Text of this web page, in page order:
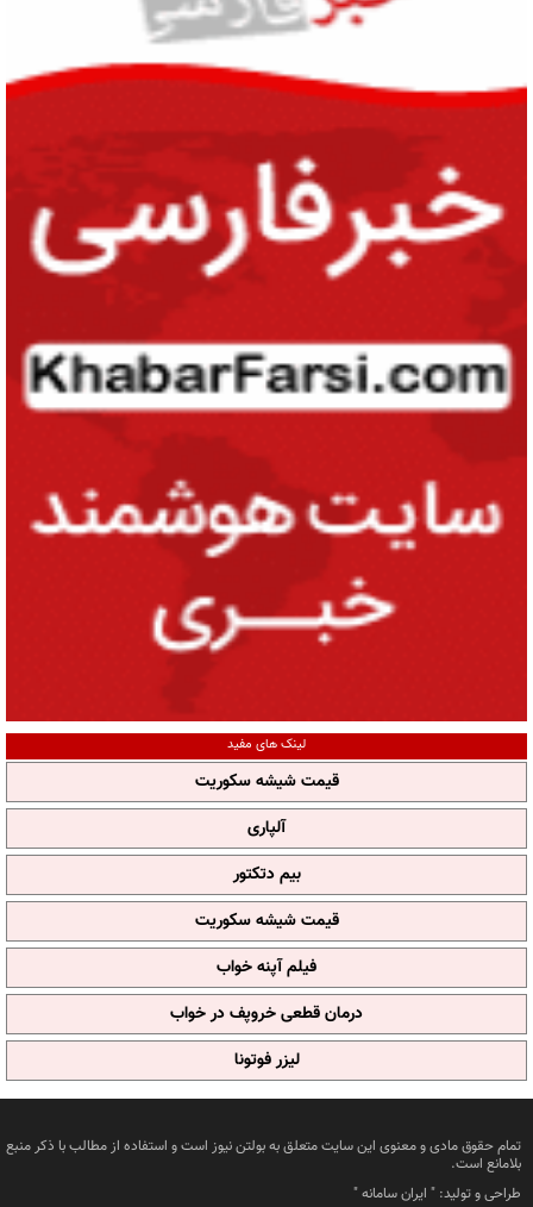
لینک های مفید
قیمت شیشه سکوریت
آلپاری
بیم دتکتور
قیمت شیشه سکوریت
فیلم آپنه خواب
درمان قطعی خروپف در خواب
لیزر فوتونا
تمام حقوق مادی و معنوی این سایت متعلق به بولتن نیوز است و استفاده از مطالب با ذکر منبع
بلامانع است.
طراحی و تولید: " ایران سامانه"